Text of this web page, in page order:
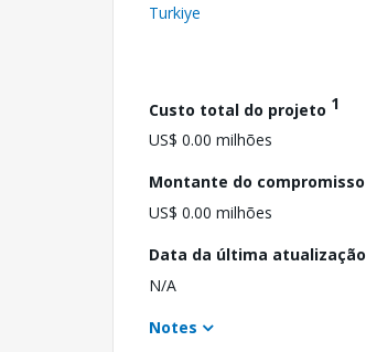
Turkiye
Custo total do projeto 1
US$ 0.00 milhões
Montante do compromisso
US$ 0.00 milhões
Data da última atualização
N/A
Notes